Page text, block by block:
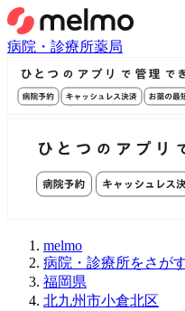
病院・診療所薬局
melmo
病院・診療所をさが
福岡県
北九州市小倉北区